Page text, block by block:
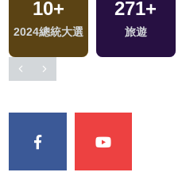
10+
2024總統大選
271+
旅遊